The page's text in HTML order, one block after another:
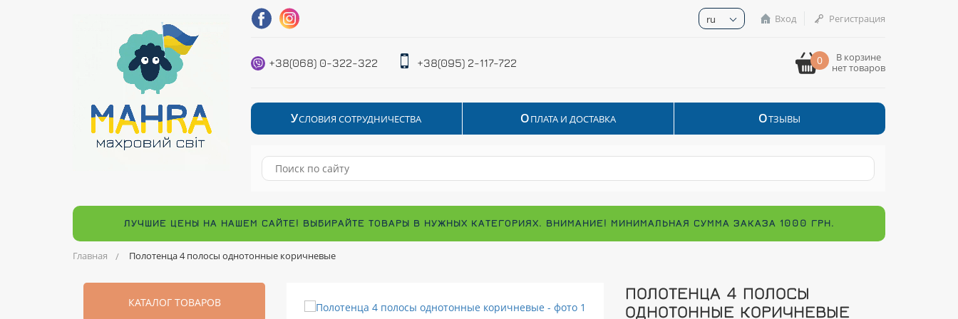
ru Вход Регистрация
+38(068) 0-322-322 +38(095) 2-117-722 0
В корзине
нет товаров
УСЛОВИЯ СОТРУДНИЧЕСТВА ОПЛАТА И ДОСТАВКА ОТЗЫВЫ
ЛУЧШИЕ ЦЕНЫ НА НАШЕМ САЙТЕ! ВЫБИРАЙТЕ ТОВАРЫ В НУЖНЫХ КАТЕГОРИЯХ. ВНИМАНИЕ! МИНИМАЛЬНАЯ СУММА ЗАКАЗА 1000 ГРН.
Главная Полотенца 4 полосы однотонные коричневые
КАТАЛОГ ТОВАРОВ
ПОЛОТЕНЦА 4 ПОЛОСЫ
ОДНОТОННЫЕ КОРИЧНЕВЫЕ